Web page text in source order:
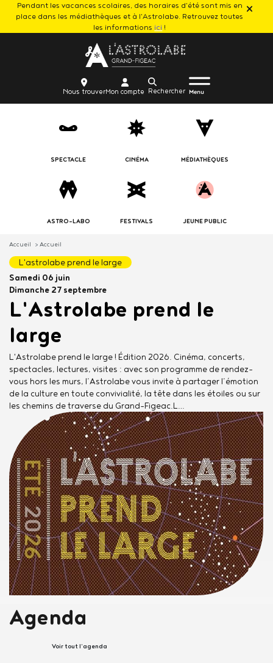
Aller
au
principal
Pendant les vacances scolaires, des horaires d'été sont mis en
place dans les médiathèques et à l'Astrolabe. Retrouvez toutes
les informations ici !
Body
trouver
Nous trouvercompte
Mon compte
Recherche
Menu
burger
Body
icon_trigger
Menu
SPECTACLE CINÉMA MÉDIATHÈQUES
ASTRO-LABO FESTIVALS JEUNE PUBLIC
Accueil Accueil
Accueil, l'astrolabe
l'astrolabe prend le large
Date
de
début
Samedi 06 juin
Date
de
fin
Dimanche 27 septembre
L'Astrolabe prend le
large
L'Astrolabe prend le large ! Édition 2026. Cinéma, concerts,
spectacles, lectures, visites : avec son programme de rendez-
vous hors les murs, l’Astrolabe vous invite à partager l’émotion
de la culture en toute convivialité, la tête dans les étoiles ou sur
les chemins de traverse du Grand-Figeac.L…
Agenda
Voir tout l'agenda